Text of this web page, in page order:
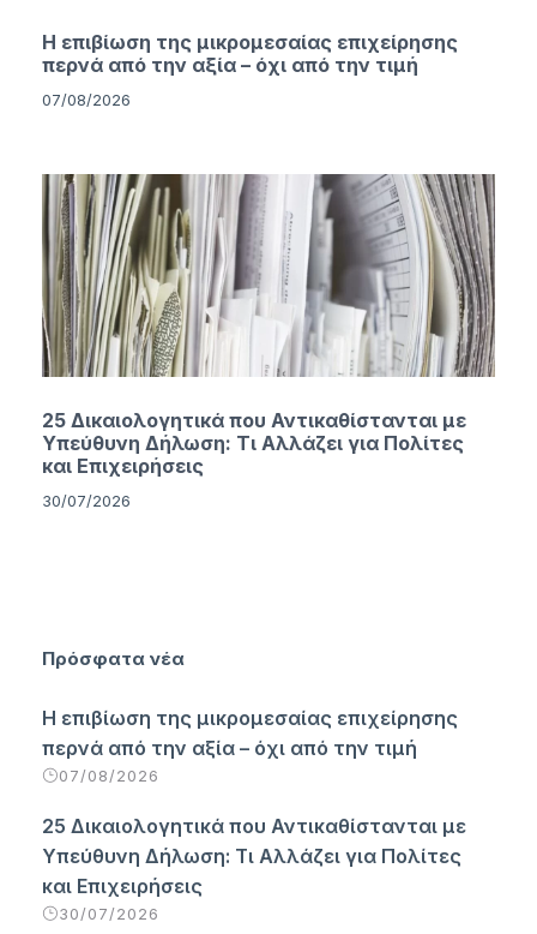
Η επιβίωση της μικρομεσαίας επιχείρησης
περνά από την αξία – όχι από την τιμή
07/08/2026
25 Δικαιολογητικά που Αντικαθίστανται με
Υπεύθυνη Δήλωση: Τι Αλλάζει για Πολίτες
και Επιχειρήσεις
30/07/2026
Πρόσφατα νέα
Η επιβίωση της μικρομεσαίας επιχείρησης
περνά από την αξία – όχι από την τιμή
07/08/2026
25 Δικαιολογητικά που Αντικαθίστανται με
Υπεύθυνη Δήλωση: Τι Αλλάζει για Πολίτες
και Επιχειρήσεις
30/07/2026